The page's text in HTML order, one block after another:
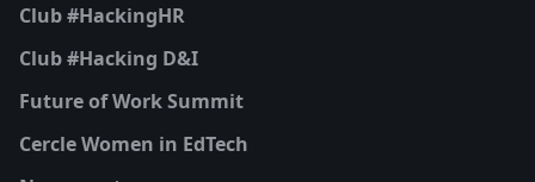
Club #HackingHR
Club #Hacking D&I
Future of Work Summit
Cercle Women in EdTech